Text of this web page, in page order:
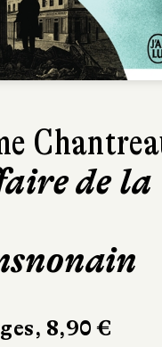
Bailey
derniers